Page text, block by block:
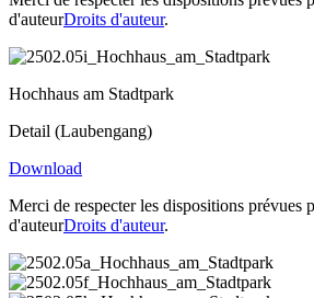
d'auteurDroits d'auteur.
Hochhaus am Stadtpark
Detail (Laubengang)
Download
Merci de respecter les dispositions prévues
d'auteurDroits d'auteur.